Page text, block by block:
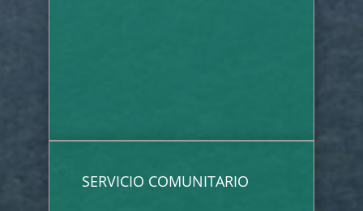
SERVICIO COMUNITARIO